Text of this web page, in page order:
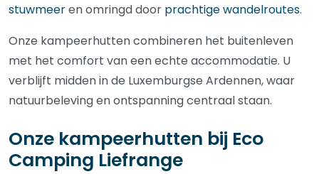
stuwmeeren omringd door prachtige wandelroutes.
Onze kampeerhutten combineren het buitenleven
met het comfort van een echte accommodatie. U
verblijft midden in de Luxemburgse Ardennen, waar
natuurbeleving en ontspanning centraal staan.
Onze kampeerhutten bij Eco
Camping Liefrange